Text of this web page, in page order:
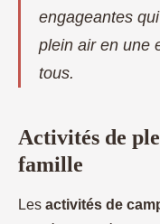
engageantes
plein air en une
tous.
Activités de
famille
Les activités de